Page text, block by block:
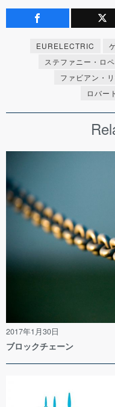
EURELECTRIC
ステファニー・ロ
ファビアン・
ロバー
2017年1月30日
ブロックチェーン